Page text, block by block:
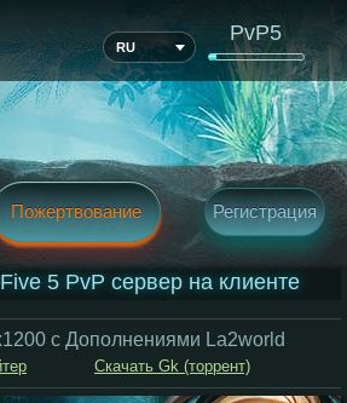
RU
PvP5
Пожертвование Регистрация
5 PvP cервер на клиенте
c Дополнениями La2world
Скачать Gk (торрент)